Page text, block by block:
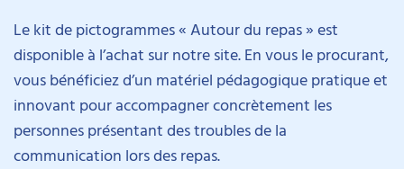
Le kit de pictogrammes « Autour du repas » est
disponible à l’achat sur notre site. En vous le procurant,
vous bénéficiez d’un matériel pédagogique pratique et
innovant pour accompagner concrètement les
personnes présentant des troubles de la
communication lors des repas.